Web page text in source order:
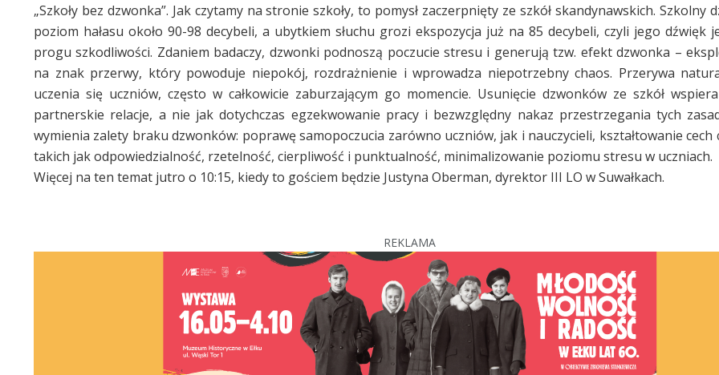
„Szkoły bez dzwonka”. Jak czytamy na stronie szkoły, to pomysł zaczerpnięty ze szkół skandynawskich. Szkolny
poziom hałasu około 90-98 decybeli, a ubytkiem słuchu grozi ekspozycja już na 85 decybeli, czyli jego dźwięk
progu szkodliwości. Zdaniem badaczy, dzwonki podnoszą poczucie stresu i generują tzw. efekt dzwonka –
na znak przerwy, który powoduje niepokój, rozdrażnienie i wprowadza niepotrzebny chaos. Przerywa
uczenia się uczniów, często w całkowicie zaburzającym go momencie. Usunięcie dzwonków ze szkół
partnerskie relacje, a nie jak dotychczas egzekwowanie pracy i bezwzględny nakaz przestrzegania tych
wymienia zalety braku dzwonków: poprawę samopoczucia zarówno uczniów, jak i nauczycieli, kształtowanie
takich jak odpowiedzialność, rzetelność, cierpliwość i punktualność, minimalizowanie poziomu stresu w uczniach.
Więcej na ten temat jutro o 10:15, kiedy to gościem będzie Justyna Oberman, dyrektor III LO w Suwałkach.
REKLAMA